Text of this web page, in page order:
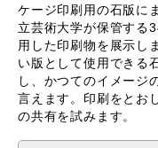
ケージ印刷用の石版に
立芸術大学が保管する
用した印刷物を展示し
い版として使用できる
し、かつてのイメージ
言えます。印刷をとお
の共有を試みます。